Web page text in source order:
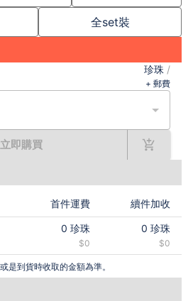
全set裝
珍珠 /
+ 郵費
立即購買
首件運費 續件加收
0 珍珠
$0
0 珍珠
$0
是到貨時收取的金額為準。